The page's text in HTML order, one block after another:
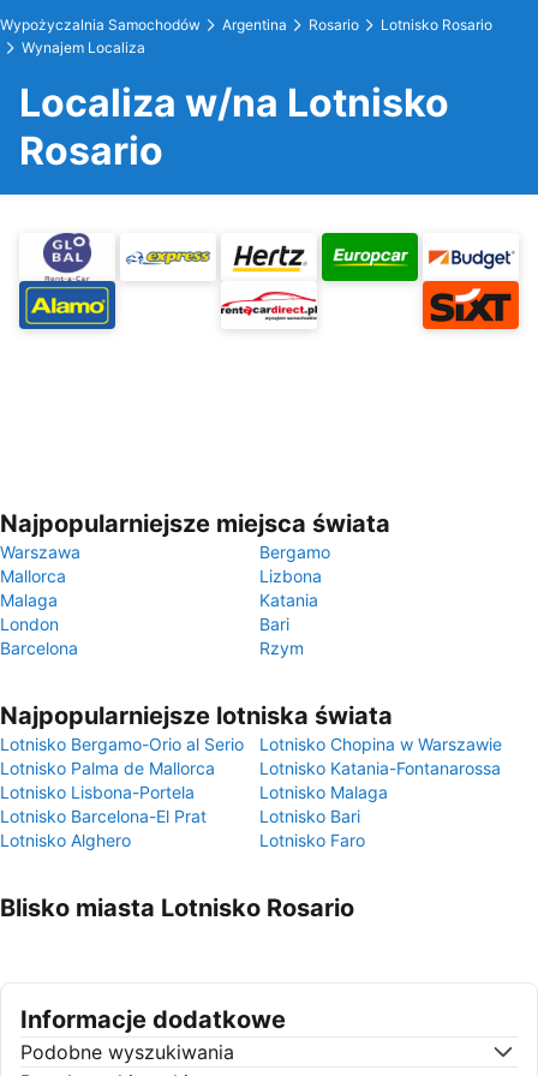
Wypożyczalnia Samochodów Argentina Rosario
Lotnisko Rosario
Wynajem Localiza
Localiza w/na Lotnisko
Rosario
Najpopularniejsze miejsca świata
Warszawa
Bergamo
Mallorca
Lizbona
Malaga
Katania
London
Bari
Barcelona
Rzym
Najpopularniejsze lotniska świata
Lotnisko Bergamo-Orio al Serio
Lotnisko Chopina w Warszawie
Lotnisko Palma de Mallorca
Lotnisko Katania-Fontanarossa
Lotnisko Lisbona-Portela
Lotnisko Malaga
Lotnisko Barcelona-El Prat
Lotnisko Bari
Lotnisko Alghero
Lotnisko Faro
Blisko miasta Lotnisko Rosario
Informacje dodatkowe
Podobne wyszukiwania